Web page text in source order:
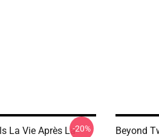
La Vie Après La-20% Beyond